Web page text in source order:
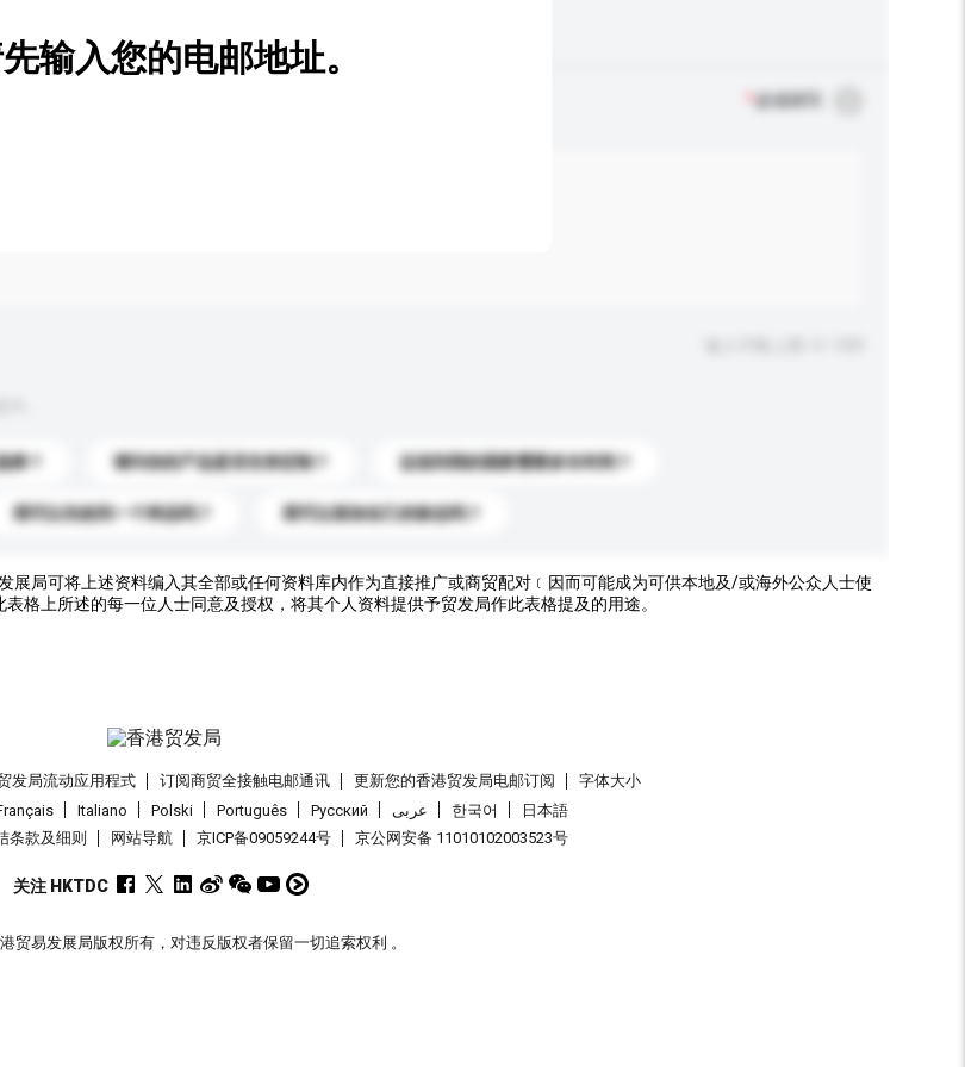
必须填写
？ 请问你的产品是否支持定制？ 运送到我的国家需要多长时间？
我可以先收到一个样品吗？ 我可以添加自己的标志吗？
输入您的电邮地址。
展局可将上述资料编入其全部或任何资料库内作为直接推广或商贸配对﹝因而可能成为可供本地及/或海外公众人士使
格上所述的每一位人士同意及授权，将其个人资料提供予贸发局作此表格提及的用途。
发局流动应用程式 订阅商贸全接触电邮通讯 更新您的香港贸发局电邮订阅
字体大小
Italiano Polski Português Pусский عربى 한국어
日本語
条款及细则 网站导航 京ICP备09059244号 京公网安备 11010102003523号
关注 HKTDC
贸易发展局版权所有，对违反版权者保留一切追索权利 。